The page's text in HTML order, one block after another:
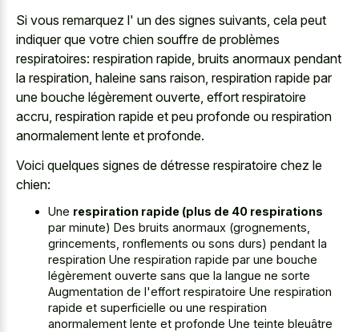
Si vous remarquez l' un des signes suivants, cela peut
indiquer que votre chien souffre de problèmes
respiratoires: respiration rapide, bruits anormaux pendant
la respiration, haleine sans raison, respiration rapide par
une bouche légèrement ouverte, effort respiratoire
accru, respiration rapide et peu profonde ou respiration
anormalement lente et profonde.
Voici quelques signes de détresse respiratoire chez le
chien:
Une respiration rapide (plus de 40 respirations
par minute) Des bruits anormaux (grognements,
grincements, ronflements ou sons durs) pendant la
respiration Une respiration rapide par une bouche
légèrement ouverte sans que la langue ne sorte
Augmentation de l'effort respiratoire Une respiration
rapide et superficielle ou une respiration
anormalement lente et profonde Une teinte bleuâtre